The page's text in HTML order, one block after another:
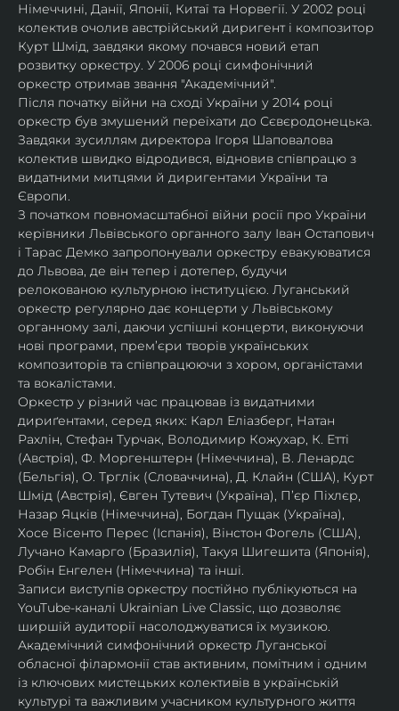
Німеччині, Данії, Японії, Китаї та Норвегії. У 2002 році
колектив очолив австрійський диригент і композитор
Курт Шмід, завдяки якому почався новий етап
розвитку оркестру. У 2006 році симфонічний
оркестр отримав звання "Академічний".
Після початку війни на сході України у 2014 році
оркестр був змушений переїхати до Сєвєродонецька.
Завдяки зусиллям директора Ігоря Шаповалова
колектив швидко відродився, відновив співпрацю з
видатними митцями й диригентами України та
Європи.
З початком повномасштабної війни росії про України
керівники Львівського органного залу Іван Остапович
і Тарас Демко запропонували оркестру евакуюватися
до Львова, де він тепер і дотепер, будучи
релокованою культурною інституцією. Луганський
оркестр регулярно дає концерти у Львівському
органному залі, даючи успішні концерти, виконуючи
нові програми, прем’єри творів українських
композиторів та співпрацюючи з хором, органістами
та вокалістами.
Оркестр у різний час працював із видатними
дириґентами, серед яких: Карл Еліазберг, Натан
Рахлін, Стефан Турчак, Володимир Кожухар, К. Етті
(Австрія), Ф. Моргенштерн (Німеччина), В. Ленардс
(Бельгія), О. Трглік (Словаччина), Д. Клайн (США), Курт
Шмід (Австрія), Євген Тутевич (Україна), П’єр Піхлєр,
Назар Яцків (Німеччина), Богдан Пущак (Україна),
Хосе Вісенто Перес (Іспанія), Вінстон Фогель (США),
Лучано Камарго (Бразилія), Такуя Шигешита (Японія),
Робін Енгелен (Німеччина) та інші.
Записи виступів оркестру постійно публікуються на
YouTube-каналі Ukrainian Live Classic, що дозволяє
ширшій аудиторії насолоджуватися їх музикою​.
Академічний симфонічний оркестр Луганської
обласної філармонії став активним, помітним і одним
із ключових мистецьких колективів в українській
культурі та важливим учасником культурного життя